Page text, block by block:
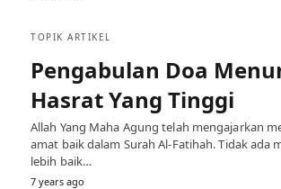
TOPIK ARTIKEL
Pengabulan Doa
Hasrat Yang Tinggi
Allah Yang Maha Agung telah mengajarkan
amat baik dalam Surah Al-Fatihah. Tidak ada
lebih baik…
7 years ago